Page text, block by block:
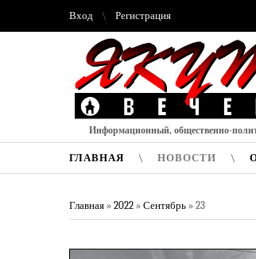
Вход Регистрация
Информационный, общественно-
ГЛАВНАЯ НОВОСТИ
Главная » 2022 » Сентябрь » 23